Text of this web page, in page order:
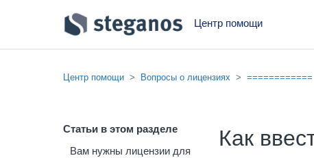
Центр помощи
Центр помощи Вопросы о лицензиях ============
Статьи в этом разделе
Вам нужны лицензии для
Как